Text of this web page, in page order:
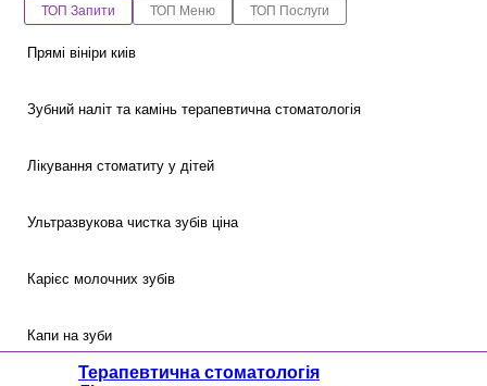
ТОП Запити ТОП Меню ТОП Послуги
Прямі вініри киів
Зубний наліт та камінь терапевтична стоматологія
Лікування стоматиту у дітей
Ультразвукова чистка зубів ціна
Карієс молочних зубів
Капи на зуби
Фторування Композитні вініри ціна
Терапевтична стоматологія